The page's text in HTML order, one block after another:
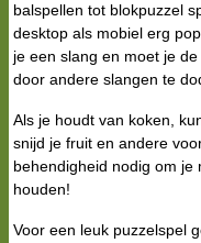
balspellen tot blokpuzzel
desktop als mobiel erg
je een slang en moet je
door andere slangen te
Als je houdt van koken,
snijd je fruit en andere
behendigheid nodig om je
houden!
Voor een leuk puzzelspel